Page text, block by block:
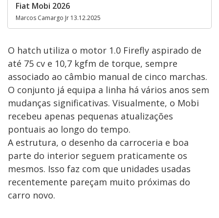
Fiat Mobi 2026
Marcos Camargo Jr 13.12.2025
O hatch utiliza o motor 1.0 Firefly aspirado de
até 75 cv e 10,7 kgfm de torque, sempre
associado ao câmbio manual de cinco marchas.
O conjunto já equipa a linha há vários anos sem
mudanças significativas. Visualmente, o Mobi
recebeu apenas pequenas atualizações
pontuais ao longo do tempo.
A estrutura, o desenho da carroceria e boa
parte do interior seguem praticamente os
mesmos. Isso faz com que unidades usadas
recentemente pareçam muito próximas do
carro novo.